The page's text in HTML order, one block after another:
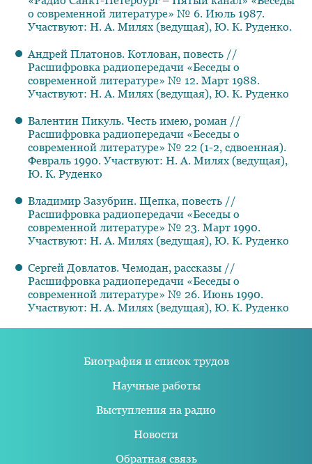
о современной литературе» № 6. Июль 1987.
Участвуют: Н. А. Милях (ведущая), Ю. К. Руденко.
Андрей Платонов. Котлован, повесть //
Расшифровка радиопередачи «Беседы о
современной литературе» № 12. Март 1988.
Участвуют: Н. А. Милях (ведущая), Ю. К. Руденко
Валентин Пикуль. Честь имею, роман //
Расшифровка радиопередачи «Беседы о
современной литературе» № 22 (1-2, сдвоенная).
Февраль 1990. Участвуют: Н. А. Милях (ведущая),
Ю. К. Руденко
Владимир Зазубрин. Щепка, повесть //
Расшифровка радиопередачи «Беседы о
современной литературе» № 23. Март 1990.
Участвуют: Н. А. Милях (ведущая), Ю. К. Руденко
Сергей Довлатов. Чемодан, рассказы //
Расшифровка радиопередачи «Беседы о
современной литературе» № 26. Июнь 1990.
Участвуют: Н. А. Милях (ведущая), Ю. К. Руденко
Биография и список трудов
Научные работы
Выступления на радио
Новости
Обратная связь